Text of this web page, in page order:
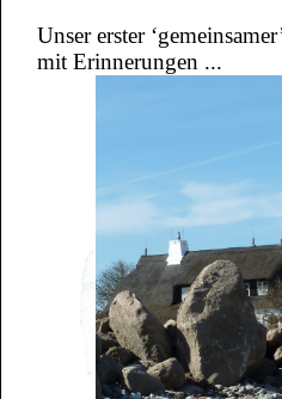
Unser erster
mit Erinnerungen ...